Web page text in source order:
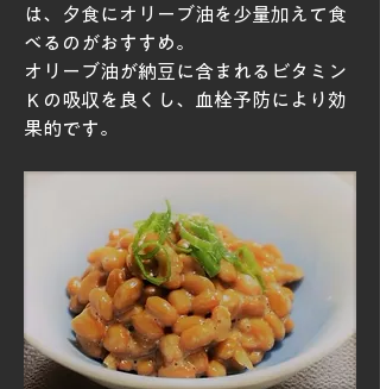
は、夕食にオリーブ油を少量加えて食
べるのがおすすめ。
オリーブ油が納豆に含まれるビタミン
Ｋの吸収を良くし、血栓予防により効
果的です。